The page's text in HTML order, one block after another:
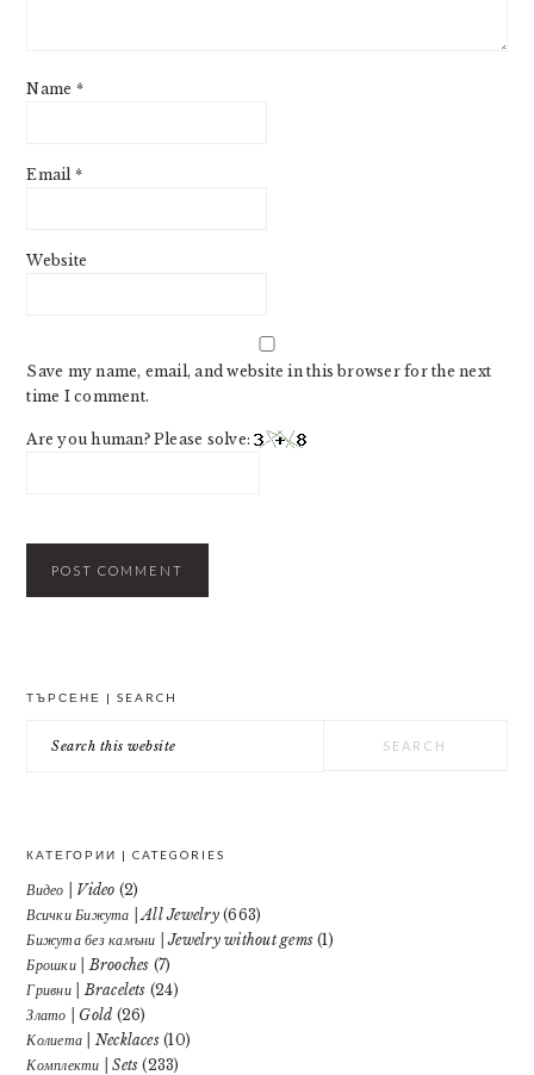
Name *
Email *
Website
Save my name, email, and website in this browser for the next
time I comment.
Are you human? Please solve:
ТЪРСЕНЕ | SEARCH
this
КАТЕГОРИИ | CATEGORIES
Видео | Video (2)
Всички Бижута | All Jewelry(663)
Бижута без камъни | Jewelry without gems (1)
Брошки | Brooches (7)
Гривни | Bracelets (24)
Злато | Gold (26)
Колиета | Necklaces(10)
Комплекти | Sets (233)